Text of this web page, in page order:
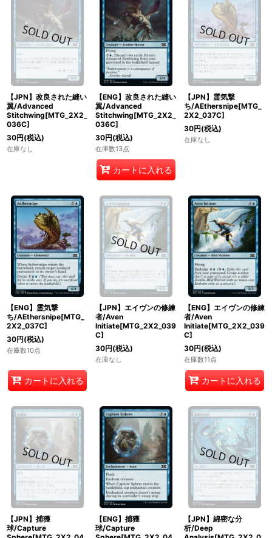
【JPN】改良された縫い
翼/Advanced
Stitchwing[MTG_2X2_
036C]
30円(税込)
在庫なし
【ENG】改良された縫い
翼/Advanced
Stitchwing[MTG_2X2_
036C]
30円(税込)
在庫数13点
カートに入れる
【JPN】霊気撃
ち/AEthersnipe[MTG_
2X2_037C]
30円(税込)
在庫なし
【ENG】霊気撃
ち/AEthersnipe[MTG_
2X2_037C]
30円(税込)
在庫数10点
カートに入れる
【JPN】エイヴンの修練
者/Aven
Initiate[MTG_2X2_039
C]
30円(税込)
在庫なし
【ENG】エイヴンの修練
者/Aven
Initiate[MTG_2X2_039
C]
30円(税込)
在庫数11点
カートに入れる
【JPN】捕獲
球/Capture
【ENG】捕獲
球/Capture
【JPN】綿密な分
析/Deep